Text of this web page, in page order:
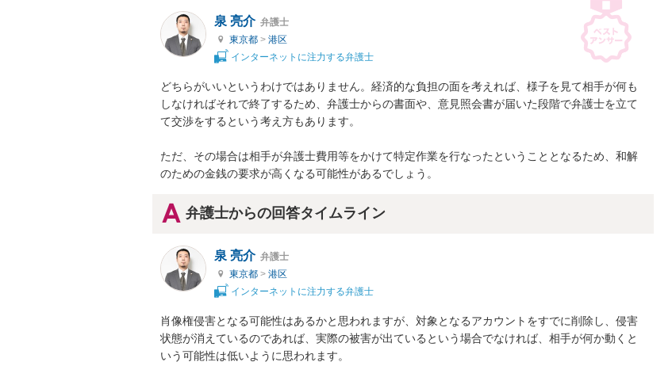
泉 亮介 弁護士
東京都 > 港区
インターネットに注力する弁護士
どちらがいいというわけではありません。経済的な負担の面を考えれば、様子を見て相手が何も
しなければそれで終了するため、弁護士からの書面や、意見照会書が届いた段階で弁護士を立て
て交渉をするという考え方もあります。
ただ、その場合は相手が弁護士費用等をかけて特定作業を行なったということとなるため、和解
のための金銭の要求が高くなる可能性があるでしょう。
弁護士からの回答タイムライン
泉 亮介 弁護士
東京都 > 港区
インターネットに注力する弁護士
肖像権侵害となる可能性はあるかと思われますが、対象となるアカウントをすでに削除し、侵害
状態が消えているのであれば、実際の被害が出ているという場合でなければ、相手が何か動くと
いう可能性は低いように思われます。